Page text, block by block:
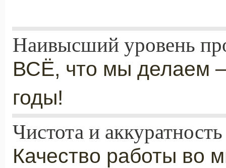
Наивысший уровень
ВСЁ, что мы делаем
годы!
Чистота и аккуратность
Качество работы во